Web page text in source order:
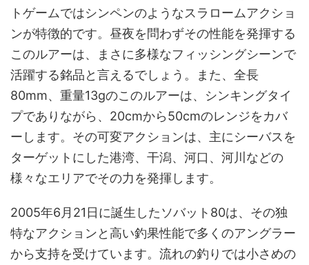
トゲームではシンペンのようなスラロームアクショ
ンが特徴的です。昼夜を問わずその性能を発揮する
このルアーは、まさに多様なフィッシングシーンで
活躍する銘品と言えるでしょう。また、全長
80mm、重量13gのこのルアーは、シンキングタイ
プでありながら、20cmから50cmのレンジをカバ
ーします。その可変アクションは、主にシーバスを
ターゲットにした港湾、干潟、河口、河川などの
様々なエリアでその力を発揮します。
2005年6月21日に誕生したソバット80は、その独
特なアクションと高い釣果性能で多くのアングラー
から支持を受けています。流れの釣りでは小さめの